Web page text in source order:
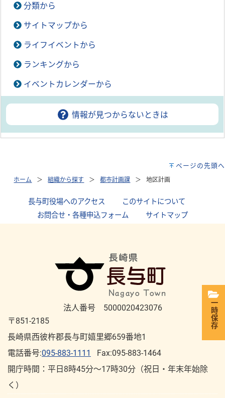
分類から
サイトマップから
ライフイベントから
ランキングから
イベントカレンダーから
情報が見つからないときは
ページの先頭へ
ホーム 組織から探す 都市計画課 地区計画
長与町役場へのアクセス このサイトについて
お問合せ・各種申込フォーム
サイトマップ
法人番号 5000020423076
〒851-2185
長崎県西彼杵郡長与町嬉里郷659番地1
電話番号:095-883-1111
Fax:095-883-1464
開庁時間：平⽇8時45分～17時30分（祝⽇・年末年始除
く）
一時保存